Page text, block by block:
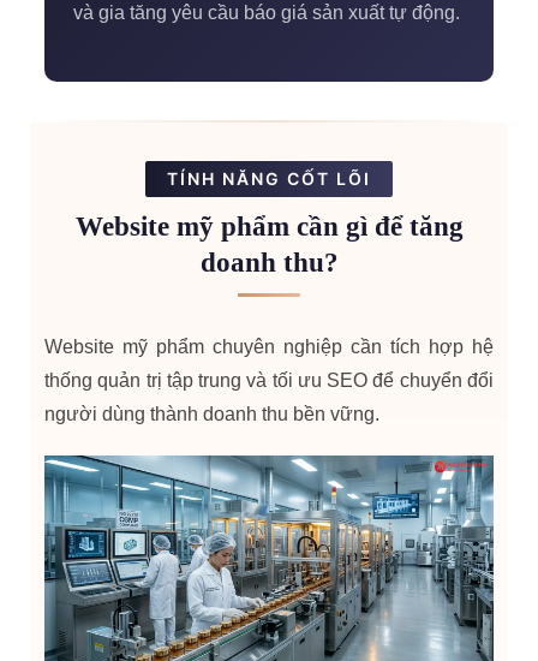
và gia tăng yêu cầu báo giá sản xuất tự động.
TÍNH NĂNG CỐT LÕI
Website mỹ phẩm cần gì để tăng
doanh thu?
Website mỹ phẩm chuyên nghiệp cần tích hợp hệ
thống quản trị tập trung và tối ưu SEO để chuyển đổi
người dùng thành doanh thu bền vững.